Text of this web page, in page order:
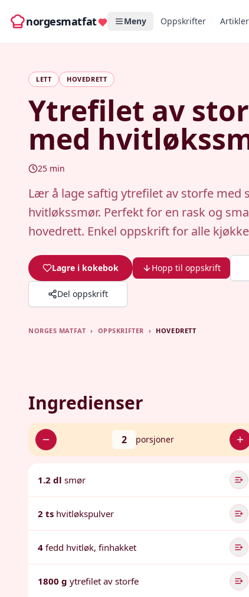
norgesmatfat Meny Oppskrifter Artikler
LETT HOVEDRETT
Ytrefilet av
med
25 min
Lær å lage saftig ytrefilet av storfe med
hvitløkssmør. Perfekt for en rask og
hovedrett. Enkel oppskrift for alle
Lagre i kokebok Hopp til oppskrift
Del oppskrift
NORGES MATFAT › OPPSKRIFTER › HOVEDRETT
Ingredienser
2 porsjoner
1.2 dl smør
2 ts hvitløkspulver
4 fedd hvitløk, finhakket
1800 g ytrefilet av storfe